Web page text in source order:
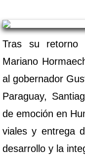
Tras su retorno
Mariano
al gobernador
Paraguay,
de emoción en
viales y entrega
desarrollo y la